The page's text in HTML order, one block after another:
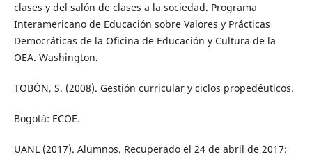
clases y del salón de clases a la sociedad. Programa
Interamericano de Educación sobre Valores y Prácticas
Democráticas de la Oficina de Educación y Cultura de la
OEA. Washington.
TOBÓN, S. (2008). Gestión curricular y ciclos propedéuticos.
Bogotá: ECOE.
UANL (2017). Alumnos. Recuperado el 24 de abril de 2017: